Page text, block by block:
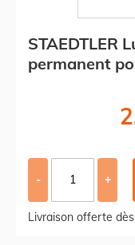
STAEDTLER
permanent
- +
Livraison offerte dès